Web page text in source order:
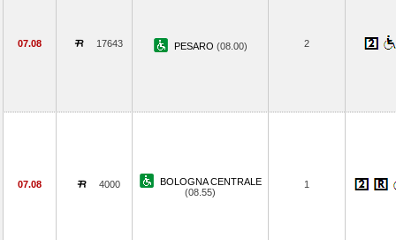
07.08 17643 PESARO (08.00) 2
07.08 4000
BOLOGNA CENTRALE
(08.55)
1